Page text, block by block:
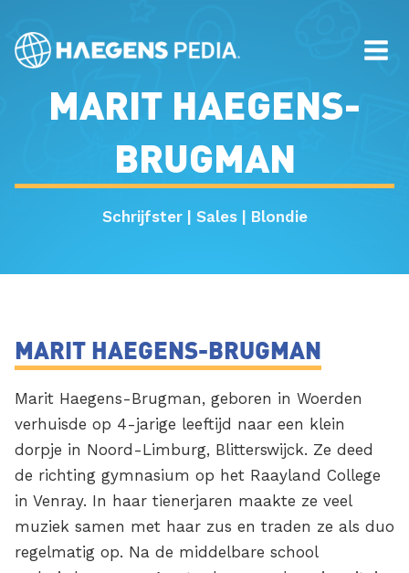
MARIT HAEGENS-
BRUGMAN
Schrijfster | Sales | Blondie
MARIT HAEGENS-BRUGMAN
Marit Haegens-Brugman, geboren in Woerden
verhuisde op 4-jarige leeftijd naar een klein
dorpje in Noord-Limburg, Blitterswijck. Ze deed
de richting gymnasium op het Raayland College
in Venray. In haar tienerjaren maakte ze veel
muziek samen met haar zus en traden ze als duo
regelmatig op. Na de middelbare school